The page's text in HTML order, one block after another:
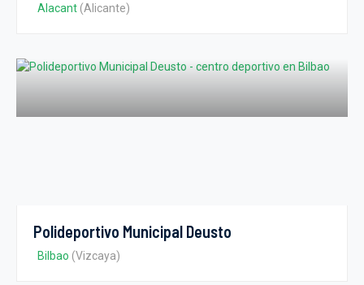
Alacant (Alicante)
Polideportivo Municipal Deusto
Bilbao (Vizcaya)